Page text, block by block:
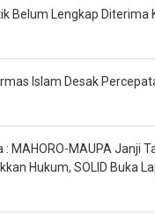
Belum Lengkap Diterima
Islam Desak
: MAHORO-MAUPA Janji
Hukum, SOLID Buka